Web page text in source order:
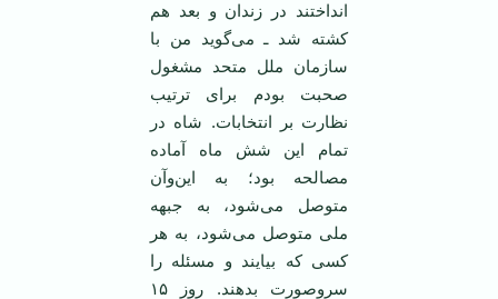
انداختند در زندان و بعد هم
کشته شد ـ می‌گوید من با
سازمان ملل متحد مشغول
صحبت بودم برای ترتیب
نظارت بر انتخابات. شاه در
تمام این شش ماه آماده
مصالحه بود؛ به این‌وآن
متوصل می‌شود، به جبهه
ملی متوصل می‌شود، به هر
کسی که بیایند و مسئله را
سروصورت بدهند. روز ۱۵